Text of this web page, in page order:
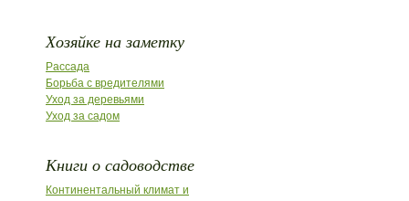
Хозяйке на заметку
Рассада
Борьба с вредителями
Уход за деревьями
Уход за садом
Книги о садоводстве
Континентальный климат и